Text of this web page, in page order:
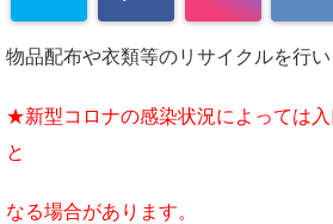
物品配布や衣類等のリサイクルを行い
★新型コロナの感染状況によっては
と
なる場合があります。